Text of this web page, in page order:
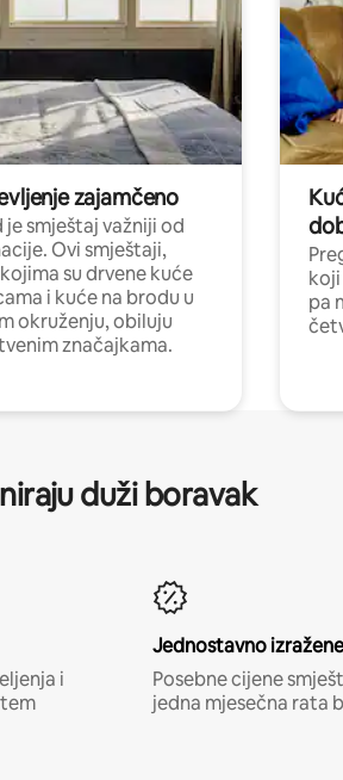
zajamčeno
je smještaj važniji od
Ovi smještaji,
su drvene kuće
i kuće na brodu u
okruženju, obiluju
značajkama.
pa
duži boravak
i
Jednostavno
Posebne cijene
jedna mjesečna rata